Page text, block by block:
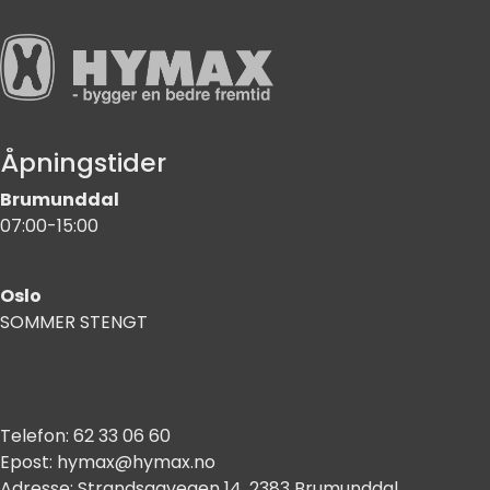
Åpningstider
Brumunddal
07:00-15:00
Oslo
SOMMER STENGT
Telefon: 62 33 06 60
Epost: hymax@hymax.no